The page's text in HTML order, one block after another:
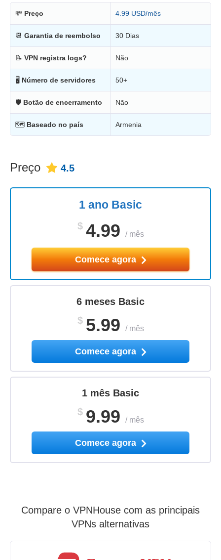
💸 Preço 4.99 USD/mês
📆 Garantia de reembolso 30 Dias
📝 VPN registra logs? Não
🖥 Número de servidores 50+
🛡 Botão de encerramento Não
🗺 Baseado no país Armenia
Preço 4.5
1 ano Basic
$ 4.99 / mês
Comece agora
6 meses Basic
$ 5.99 / mês
Comece agora
1 mês Basic
$ 9.99 / mês
Comece agora
Compare o VPNHouse com as principais
VPNs alternativas